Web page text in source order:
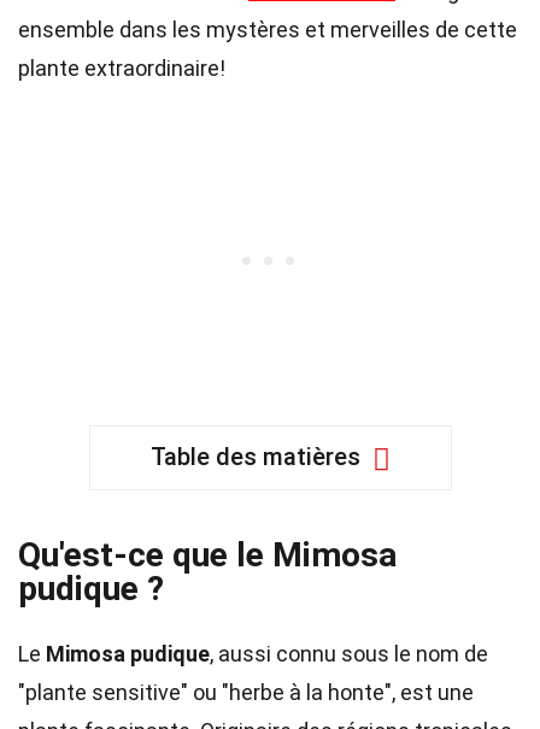
ensemble dans les mystères et merveilles de cette
plante extraordinaire!
Table des matières
Qu'est-ce que le Mimosa
pudique ?
Le Mimosa pudique, aussi connu sous le nom de
"plante sensitive" ou "herbe à la honte", est une